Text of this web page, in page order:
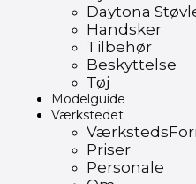
Daytona
Handsker
Tilbehør
Beskyttelse
Tøj
Modelguide
Værkstedet
Priser
Personale